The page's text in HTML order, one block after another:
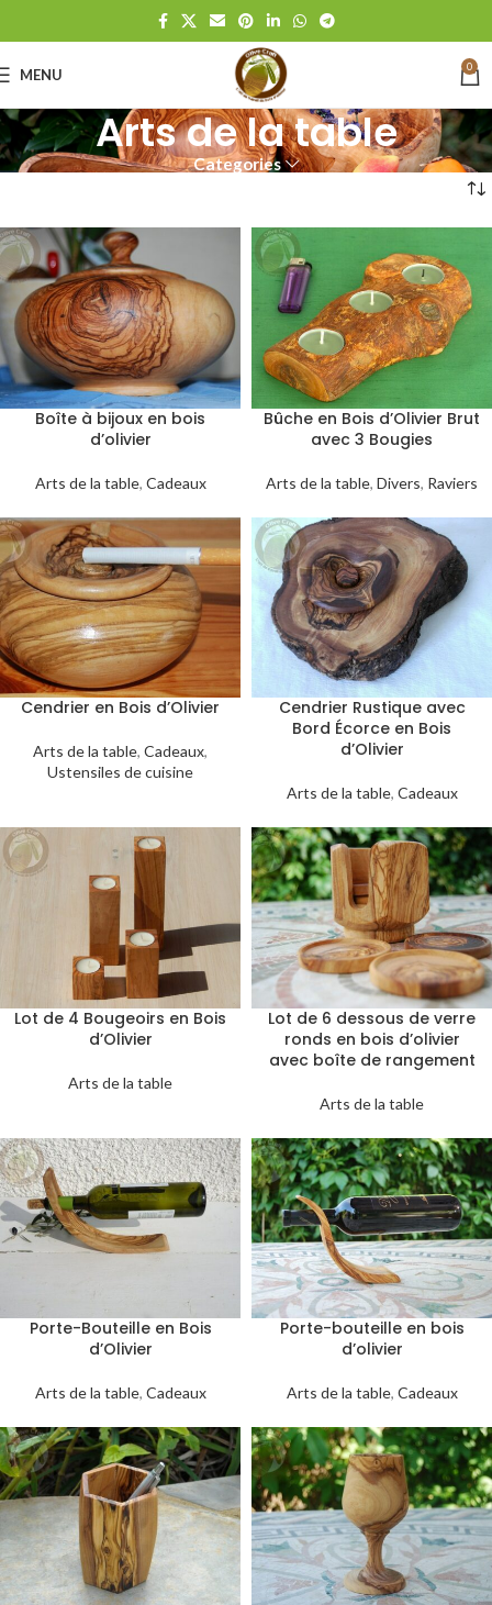
MENU 0
Arts de la table
Categories
Boîte à bijoux en bois
d’olivier
Arts de la table, Cadeaux
Bûche en Bois d’Olivier Brut
avec 3 Bougies
Arts de la table, Divers, Raviers
Cendrier en Bois d’Olivier
Arts de la table, Cadeaux,
Ustensiles de cuisine
Cendrier Rustique avec
Bord Écorce en Bois
d’Olivier
Arts de la table, Cadeaux
Lot de 4 Bougeoirs en Bois
d’Olivier
Arts de la table
Lot de 6 dessous de verre
ronds en bois d’olivier
avec boîte de rangement
Arts de la table
Porte-Bouteille en Bois
d’Olivier
Arts de la table, Cadeaux
Porte-bouteille en bois
d’olivier
Arts de la table, Cadeaux